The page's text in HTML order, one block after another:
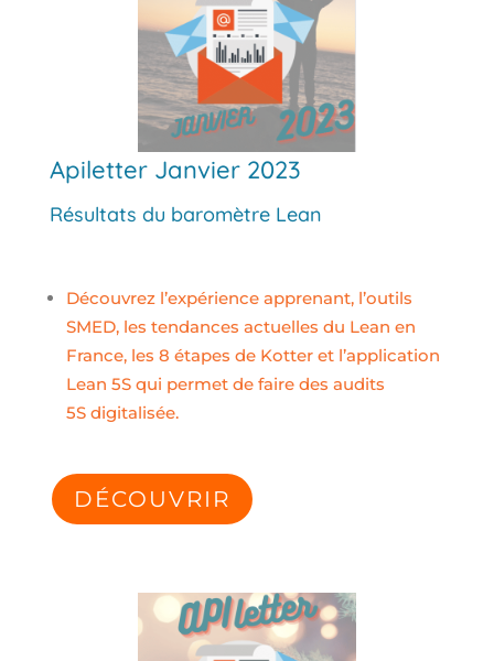
Apiletter Janvier 2023
Résultats du baromètre Lean
Découvrez l’expérienceapprenant, l’outils
SMED, les tendances actuelles du Lean en
France, les 8 étapes de Kotter et l’application
Lean 5S qui permet de faire des audits
5S digitalisée.
DÉCOUVRIR